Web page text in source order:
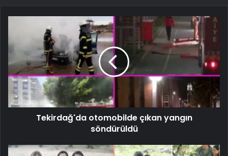
Tekirdağ'da otomobilde çıkan yangın
söndürüldü